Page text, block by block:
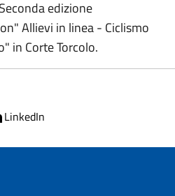
edizione
Allievi in linea - Ciclismo
in Corte Torcolo.
LinkedIn